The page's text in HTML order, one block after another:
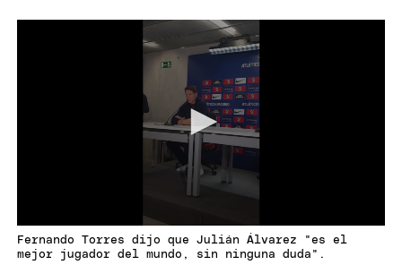
Fernando Torres dijo que Julián Álvarez "es el
mejor jugador del mundo, sin ninguna duda".